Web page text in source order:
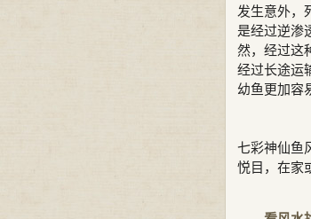
发生意外，
是经过逆渗
然，经过这
经过长途运
幼鱼更加容
七彩神仙鱼
悦目，在家